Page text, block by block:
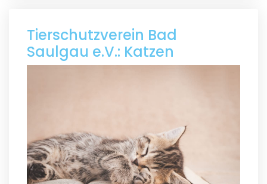
Tierschutzverein Bad
Saulgau e.V.: Katzen